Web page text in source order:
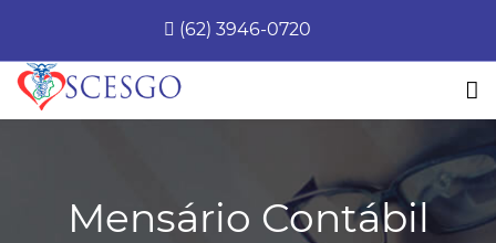
(62) 3946-0720
Mensário Contábil